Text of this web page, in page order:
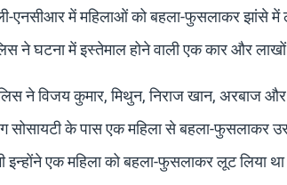
एनसीआर में महिलाओं को बहला-फुसलाकर
ने घटना में इस्तेमाल होने वाली एक कार और
ने विजय कुमार, मिथुन, निराज खान, अरबाज और
सोसायटी के पास एक महिला से बहला-फुसलाकर
एक महिला को बहला-फुसलाकर लूट लिया